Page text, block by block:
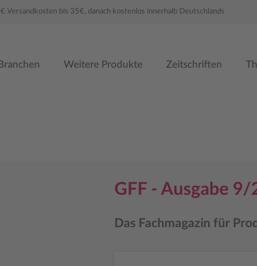
Versandkosten bis 35€, danach kostenlos innerhalb Deutschlands
Branchen Weitere Produkte Zeitschriften
GFF - Ausgabe 9/
Das Fachmagazin für